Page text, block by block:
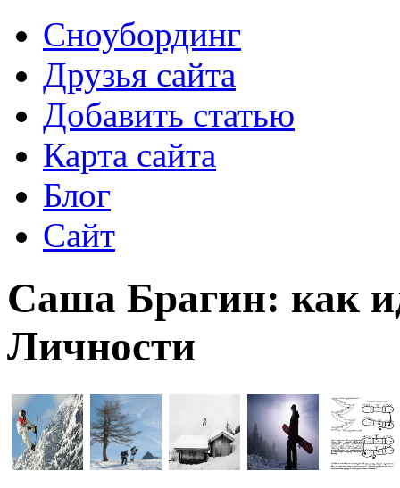
Сноубординг
Друзья сайта
Добавить статью
Карта сайта
Блог
Сайт
Саша Брагин: как
Личности